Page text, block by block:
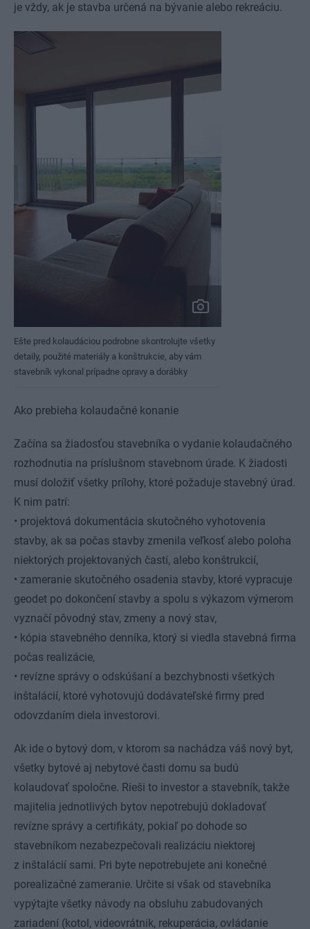
je vždy, ak je stavba určená na bývanie alebo rekreáciu.
Ešte pred kolaudáciou podrobne skontrolujte všetky
detaily, použité materiály a konštrukcie, aby vám
stavebník vykonal prípadne opravy a dorábky
Ako prebieha kolaudačné konanie
Začína sa žiadosťou stavebníka o vydanie kolaudačného
rozhodnutia na príslušnom stavebnom úrade. K žiadosti
musí doložiť všetky prílohy, ktoré požaduje stavebný úrad.
K nim patrí:
• projektová dokumentácia skutočného vyhotovenia
stavby, ak sa počas stavby zmenila veľkosť alebo poloha
niektorých projektovaných častí, alebo konštrukcií,
• zameranie skutočného osadenia stavby, ktoré vypracuje
geodet po dokončení stavby a spolu s výkazom výmerom
vyznačí pôvodný stav, zmeny a nový stav,
• kópia stavebného denníka, ktorý si viedla stavebná firma
počas realizácie,
• revízne správy o odskúšaní a bezchybnosti všetkých
inštalácií, ktoré vyhotovujú dodávateľské firmy pred
odovzdaním diela investorovi.
Ak ide o bytový dom, v ktorom sa nachádza váš nový byt,
všetky bytové aj nebytové časti domu sa budú
kolaudovať spoločne. Rieši to investor a stavebník, takže
majitelia jednotlivých bytov nepotrebujú dokladovať
revízne správy a certifikáty, pokiaľ po dohode so
stavebníkom nezabezpečovali realizáciu niektorej
z inštalácií sami. Pri byte nepotrebujete ani konečné
porealizačné zameranie. Určite si však od stavebníka
vypýtajte všetky návody na obsluhu zabudovaných
zariadení (kotol, videovrátnik, rekuperácia, ovládanie